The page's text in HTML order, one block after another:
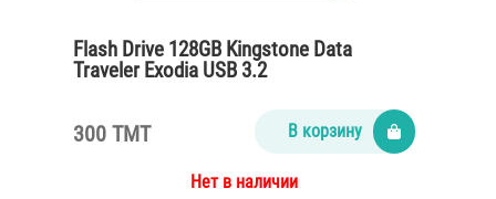
Flash Drive 128GB Kingstone Data
Traveler Exodia USB 3.2
300 TMT В корзину
Нет в наличии